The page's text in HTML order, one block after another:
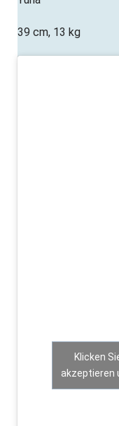
39 cm, 13 kg
Klicken
akzeptieren